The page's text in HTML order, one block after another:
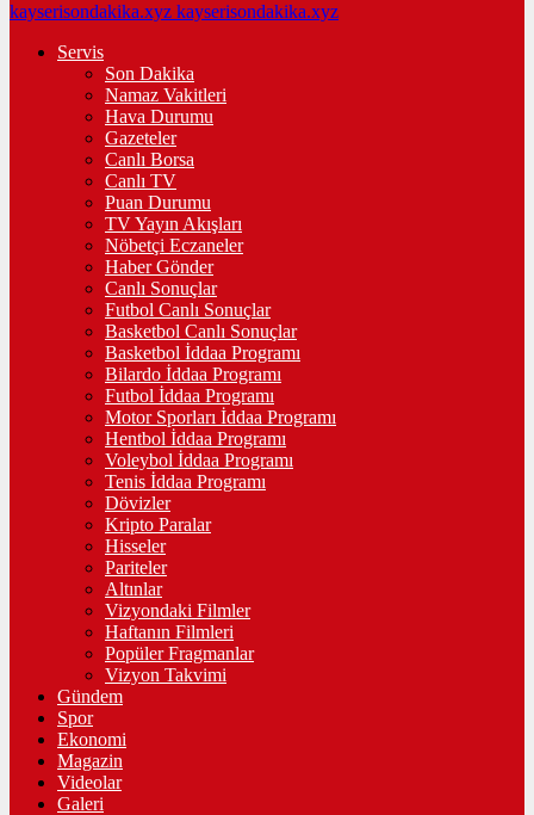
kayserisondakika.xyz kayserisondakika.xyz
Servis
Son Dakika
Namaz Vakitleri
Hava Durumu
Gazeteler
Canlı Borsa
Canlı TV
Puan Durumu
TV Yayın Akışları
Nöbetçi Eczaneler
Haber Gönder
Canlı Sonuçlar
Futbol Canlı Sonuçlar
Basketbol Canlı Sonuçlar
Basketbol İddaa Programı
Bilardo İddaa Programı
Futbol İddaa Programı
Motor Sporları İddaa Programı
Hentbol İddaa Programı
Voleybol İddaa Programı
Tenis İddaa Programı
Dövizler
Kripto Paralar
Hisseler
Pariteler
Altınlar
Vizyondaki Filmler
Haftanın Filmleri
Popüler Fragmanlar
Vizyon Takvimi
Gündem
Spor
Ekonomi
Magazin
Videolar
Galeri